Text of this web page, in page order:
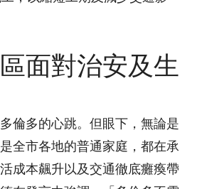
面對治安及生
倫多的心跳。但眼下，無論是
全市各地的普通家庭，都在承
成本飆升以及交通徹底癱瘓帶